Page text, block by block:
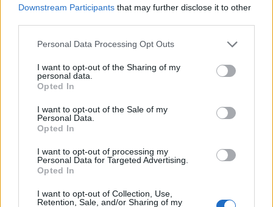
Downstream Participants that may further disclose it to other
Personal Data Processing Opt Outs
I want to opt-out of the Sharing of my
personal data.
Opted In
I want to opt-out of the Sale of my
Personal Data.
Opted In
I want to opt-out of processing my
Personal Data for Targeted Advertising.
Opted In
I want to opt-out of Collection, Use,
Retention, Sale, and/or Sharing of my
AZIENDE E MERCATI
Dal lusso circolare all’intelligenza artificiale: come
Lenush Saf costruisce un ecosistema tra creatività,
impresa e musica